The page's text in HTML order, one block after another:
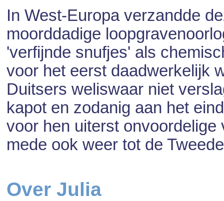
In West-Europa verzandde
moorddadige
'verfijnde snufjes' als
voor het eerst daadwerkelijk
Duitsers weliswaar niet
kapot en zodanig aan het
voor hen uiterst
mede ook weer tot de
Over Julia